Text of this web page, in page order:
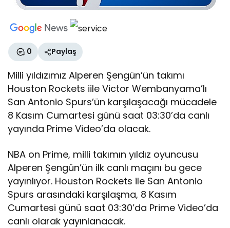
0 Paylaş
Milli yıldızımız Alperen Şengün’ün takımı
Houston Rockets iile Victor Wembanyama’lı
San Antonio Spurs’ün karşılaşacağı mücadele
8 Kasım Cumartesi günü saat 03:30’da canlı
yayında Prime Video’da olacak.
NBA on Prime, milli takımın yıldız oyuncusu
Alperen Şengün’ün ilk canlı maçını bu gece
yayınlıyor. Houston Rockets ile San Antonio
Spurs arasındaki karşılaşma, 8 Kasım
Cumartesi günü saat 03:30’da Prime Video’da
canlı olarak yayınlanacak.